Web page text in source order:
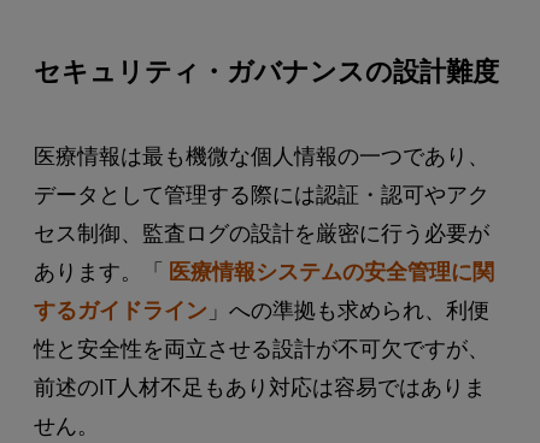
セキュリティ・ガバナンスの設計難度
医療情報は最も機微な個人情報の一つであり、
データとして管理する際には認証・認可やアク
セス制御、監査ログの設計を厳密に行う必要が
あります。「 医療情報システムの安全管理に関
するガイドライン 」への準拠も求められ、利便
性と安全性を両立させる設計が不可欠ですが、
前述のIT人材不足もあり対応は容易ではありま
せん。